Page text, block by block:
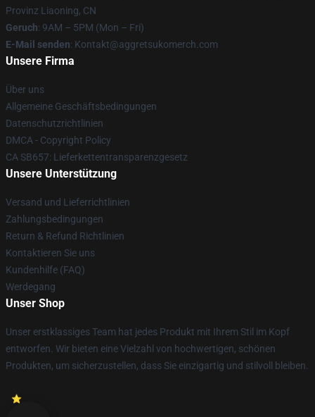
Provinz Liaoning, CN
Geruch: 9AM – 5PM (Mon – Fri)
E-Mail senden: Kontakt@aggretsukomerch.com
Unsere Firma
Über uns
Allgemeine Geschäftsbedingungen
Datenschutzrichtlinien
DMCA - Copyright Policy
CA SB657: Lieferkettentransparenzgesetz
Unsere Unterstützung
Versand und Lieferrichtlinien
Zahlungsbedingungen
Return & Refund Richtlinien
Kontaktieren Sie uns
Kundenhilfe (FAQ)
Werdegang
Unser Shop
Unser erstklassiges Team hat jedes Produkt mit Ihrem Stil im Kopf
entworfen. Wir bieten eine Vielzahl von hochwertigen, schönen
Produkten, um sicherzustellen, dass Sie einzigartig und stilvoll bleiben.